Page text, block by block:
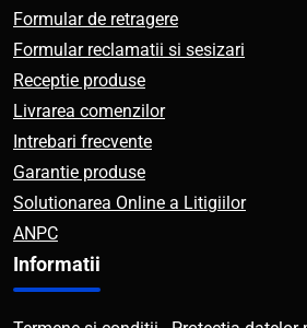
Formular de retragere
Formular reclamatii si sesizari
Receptie produse
Livrarea comenzilor
Intrebari frecvente
Garantie produse
Solutionarea Online a Litigiilor
ANPC
Informatii